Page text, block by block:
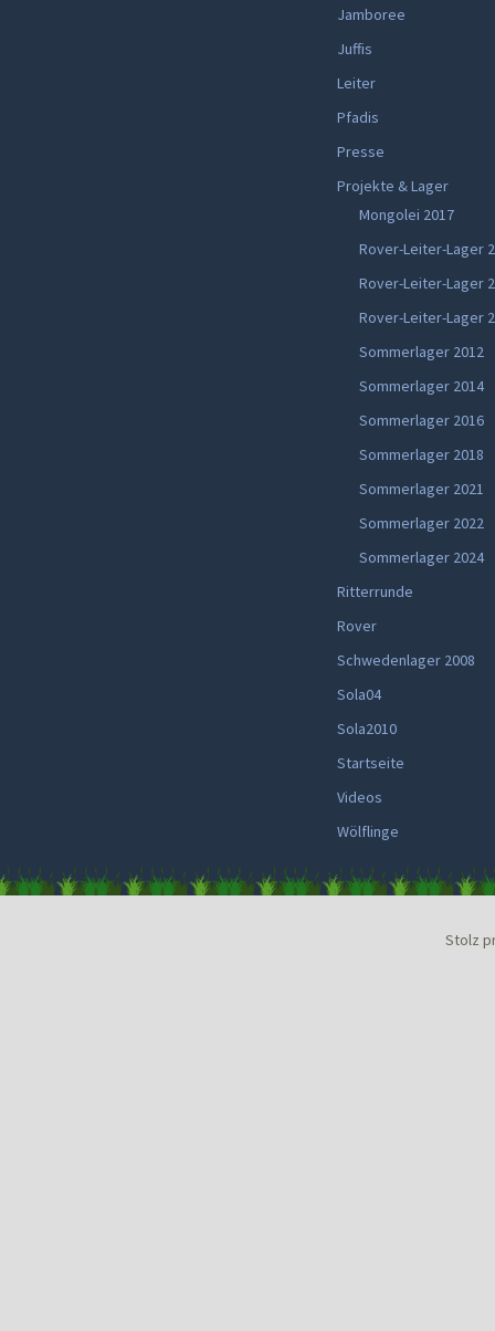
Jamboree
Juffis
Leiter
Pfadis
Presse
Projekte & Lager
Mongolei 2017
Rover-Leiter-Lager
Rover-Leiter-Lager
Rover-Leiter-Lager
Sommerlager 2012
Sommerlager 2014
Sommerlager 2016
Sommerlager 2018
Sommerlager 2021
Sommerlager 2022
Sommerlager 2024
Ritterrunde
Rover
Schwedenlager 2008
Sola04
Sola2010
Startseite
Videos
Wölflinge
Stolz